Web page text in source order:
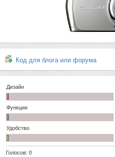
Код для блога или форума
Дизайн
Функции
Удобство
Голосов: 0